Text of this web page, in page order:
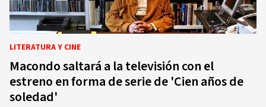
LITERATURA Y CINE
Macondo saltará a la televisión con el
estreno en forma de serie de 'Cien años de
soledad'